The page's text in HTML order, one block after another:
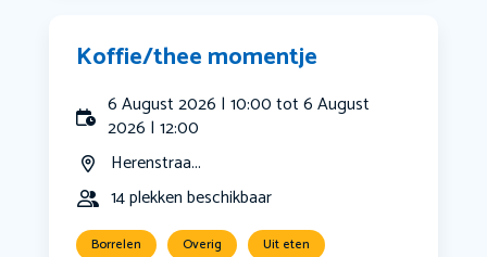
Koffie/thee momentje
6 August 2026 | 10:00 tot 6 August
2026 | 12:00
Herenstraa...
14 plekken beschikbaar
Borrelen Overig Uit eten